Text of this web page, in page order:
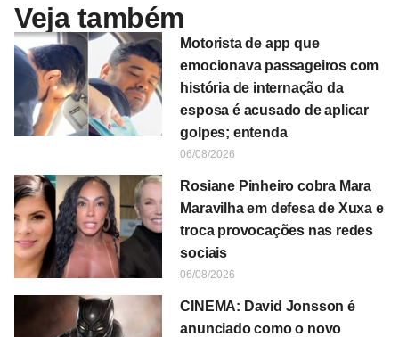
Veja também
Motorista de app que
emocionava passageiros com
história de internação da
esposa é acusado de aplicar
golpes; entenda
06/08/2026
Rosiane Pinheiro cobra Mara
Maravilha em defesa de Xuxa e
troca provocações nas redes
sociais
06/08/2026
CINEMA: David Jonsson é
anunciado como o novo